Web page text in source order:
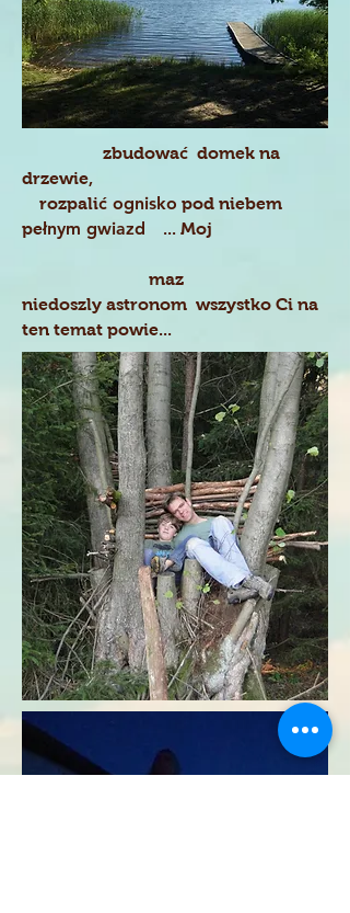
zbudować domek na
drzewie,
rozpalić ognisko pod niebem
pełnym gwiazd ... Moj
maz
niedoszly astronom wszystko Ci na
ten temat powie...